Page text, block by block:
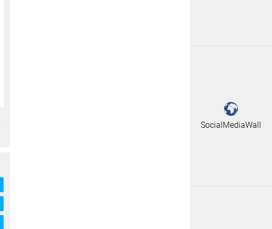
SocialMediaWall